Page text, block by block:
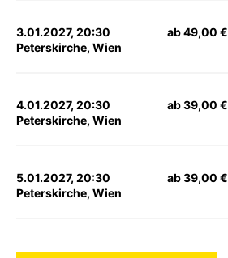
3.01.2027, 20:30
Peterskirche, Wien
ab 49,00 €
4.01.2027, 20:30
Peterskirche, Wien
ab 39,00 €
5.01.2027, 20:30
Peterskirche, Wien
ab 39,00 €